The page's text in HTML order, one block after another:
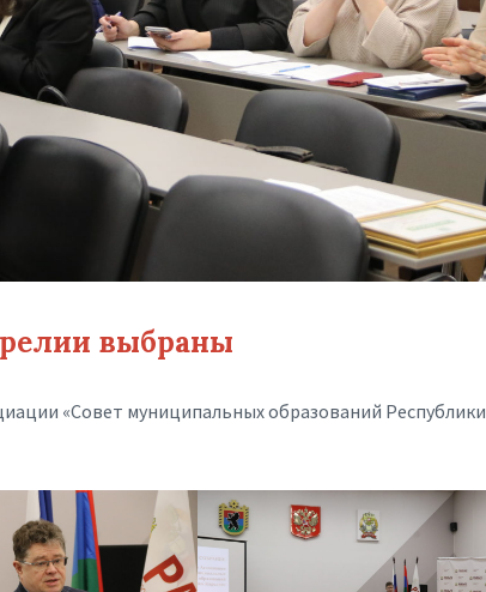
выбраны
«Совет муниципальных образований Республики